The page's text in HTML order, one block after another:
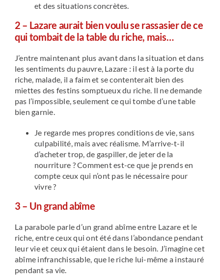
et des situations concrètes.
2 – Lazare aurait bien voulu se rassasier de ce
qui tombait de la table du riche, mais…
J’entre maintenant plus avant dans la situation et dans
les sentiments du pauvre, Lazare : il est à la porte du
riche, malade, il a faim et se contenterait bien des
miettes des festins somptueux du riche. Il ne demande
pas l’impossible, seulement ce qui tombe d’une table
bien garnie.
Je regarde mes propres conditions de vie, sans
culpabilité, mais avec réalisme. M’arrive-t-il
d’acheter trop, de gaspiller, de jeter de la
nourriture ? Comment est-ce que je prends en
compte ceux qui n’ont pas le nécessaire pour
vivre ?
3 – Un grand abîme
La parabole parle d’un grand abîme entre Lazare et le
riche, entre ceux qui ont été dans l’abondance pendant
leur vie et ceux qui étaient dans le besoin. J’imagine cet
abîme infranchissable, que le riche lui-même a instauré
pendant sa vie.